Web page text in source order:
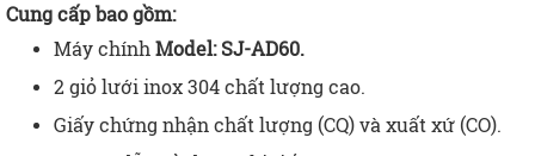
Cung cấp bao gồm:
Máy chính Model: SJ-AD60.
2 giỏ lưới inox 304 chất lượng cao.
Giấy chứng nhận chất lượng (CQ) và xuất xứ (CO).